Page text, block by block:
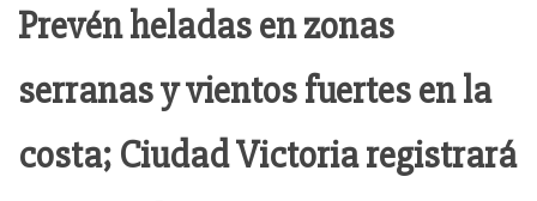
Prevén heladas en zonas
serranas y vientos fuertes en la
costa; Ciudad Victoria registrará